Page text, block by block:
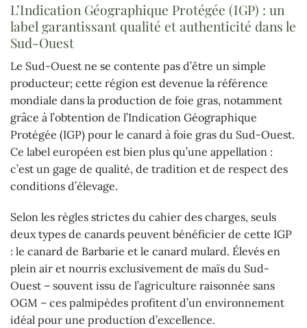
L’Indication Géographique Protégée (IGP) : un
label garantissant qualité et authenticité dans le
Sud-Ouest
Le Sud-Ouest ne se contente pas d’être un simple
producteur; cette région est devenue la référence
mondiale dans la production de foie gras, notamment
grâce à l’obtention de l’Indication Géographique
Protégée (IGP) pour le canard à foie gras du Sud-Ouest.
Ce label européen est bien plus qu’une appellation :
c’est un gage de qualité, de tradition et de respect des
conditions d’élevage.
Selon les règles strictes du cahier des charges, seuls
deux types de canards peuvent bénéficier de cette IGP
: le canard de Barbarie et le canard mulard. Élevés en
plein air et nourris exclusivement de maïs du Sud-
Ouest – souvent issu de l’agriculture raisonnée sans
OGM – ces palmipèdes profitent d’un environnement
idéal pour une production d’excellence.